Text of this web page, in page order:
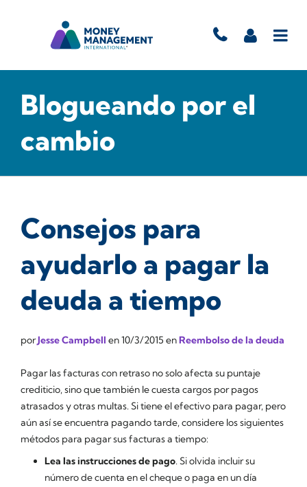
Blogueando por el
cambio
Consejos para
ayudarlo a pagar la
deuda a tiempo
porJesse Campbell en10/3/2015 enReembolso de la deuda
Pagar las facturas con retraso no solo afecta su puntaje
crediticio, sino que también le cuesta cargos por pagos
atrasados y otras multas. Si tiene el efectivo para pagar, pero
aún así se encuentra pagando tarde, considere los siguientes
métodos para pagar sus facturas a tiempo:
Lea las instrucciones de pago. Si olvida incluir su
número de cuenta en el cheque o paga en un día